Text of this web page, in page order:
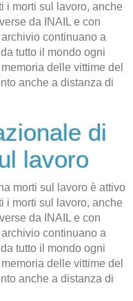
i morti sul lavoro, anche
da INAIL e con
continuano a
tutto il mondo ogni
delle vittime del
anche a distanza di
di
lavoro
morti sul lavoro è attivo
i morti sul lavoro, anche
da INAIL e con
continuano a
tutto il mondo ogni
delle vittime del
anche a distanza di